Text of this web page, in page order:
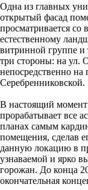
Одна из главных
открытый фасад
просматривается со
естественному
витринной группе и
три стороны: на ул.
непосредственно на
Серебренниковской.
В настоящий момент
прорабатывает все
планах самым
помещения, сделав
данную локацию в
узнаваемой и ярко
горожан. До конца
окончательная